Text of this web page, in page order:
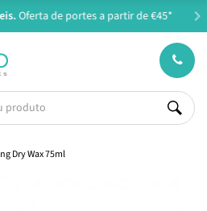
Oferta de portes a partir de €45*
Dry Wax 75ml